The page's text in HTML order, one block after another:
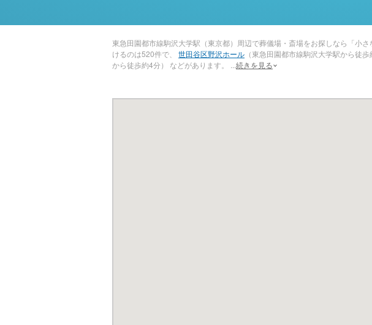
東急田園都市線駒沢大学駅（東京都）周辺で葬儀場・斎場をお探しなら「小
けるのは520件で、 世田谷区野沢ホール （東急田園都市線駒沢大学駅から徒歩
から徒歩約4分） などがあります。
続きを見る